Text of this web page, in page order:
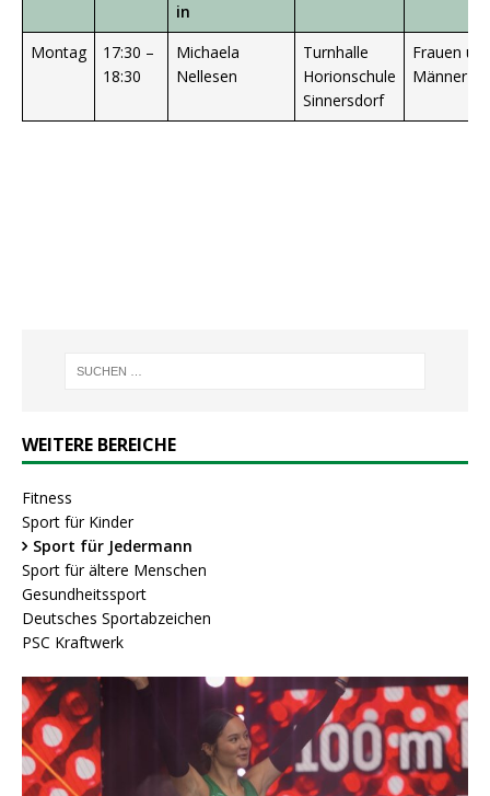
in
Montag
17:30 –
18:30
Michaela
Nellesen
Turnhalle
Horionschule
Sinnersdorf
Frauen
Männer
WEITERE BEREICHE
Fitness
Sport für Kinder
Sport für Jedermann
Sport für ältere Menschen
Gesundheitssport
Deutsches Sportabzeichen
PSC Kraftwerk